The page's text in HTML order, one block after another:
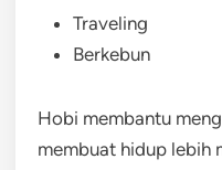
Traveling
Berkebun
Hobi membantu
membuat hidup lebih